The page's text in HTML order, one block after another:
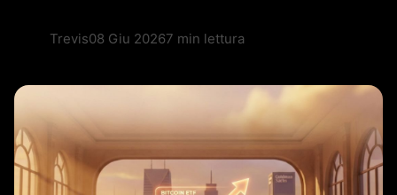
Trevis08 Giu 20267 min lettura